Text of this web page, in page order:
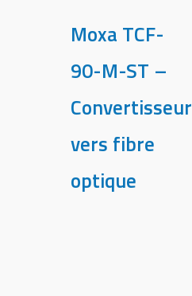
Moxa TCF-
90-M-ST –
Convertisseur
vers fibre
optique